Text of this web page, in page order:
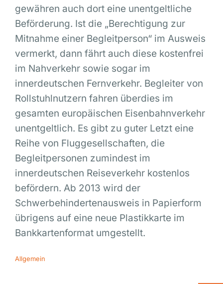
gewähren auch dort eine unentgeltliche
Beförderung. Ist die „Berechtigung zur
Mitnahme einer Begleitperson“ im Ausweis
vermerkt, dann fährt auch diese kostenfrei
im Nahverkehr sowie sogar im
innerdeutschen Fernverkehr. Begleiter von
Rollstuhlnutzern fahren überdies im
gesamten europäischen Eisenbahnverkehr
unentgeltlich. Es gibt zu guter Letzt eine
Reihe von Fluggesellschaften, die
Begleitpersonen zumindest im
innerdeutschen Reiseverkehr kostenlos
befördern. Ab 2013 wird der
Schwerbehindertenausweis in Papierform
übrigens auf eine neue Plastikkarte im
Bankkartenformat umgestellt.
Allgemein